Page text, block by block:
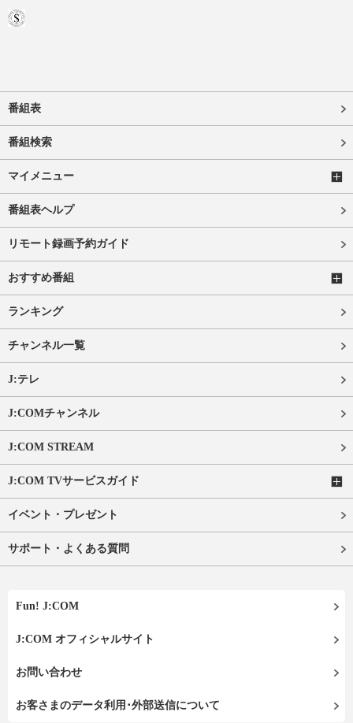
番組表
番組検索
マイメニュー
番組表ヘルプ
リモート録画予約ガイド
おすすめ番組
ランキング
チャンネル一覧
J:テレ
J:COMチャンネル
J:COM STREAM
J:COM TVサービスガイド
イベント・プレゼント
サポート・よくある質問
Fun! J:COM
J:COM オフィシャルサイト
お問い合わせ
お客さまのデータ利用･外部送信について